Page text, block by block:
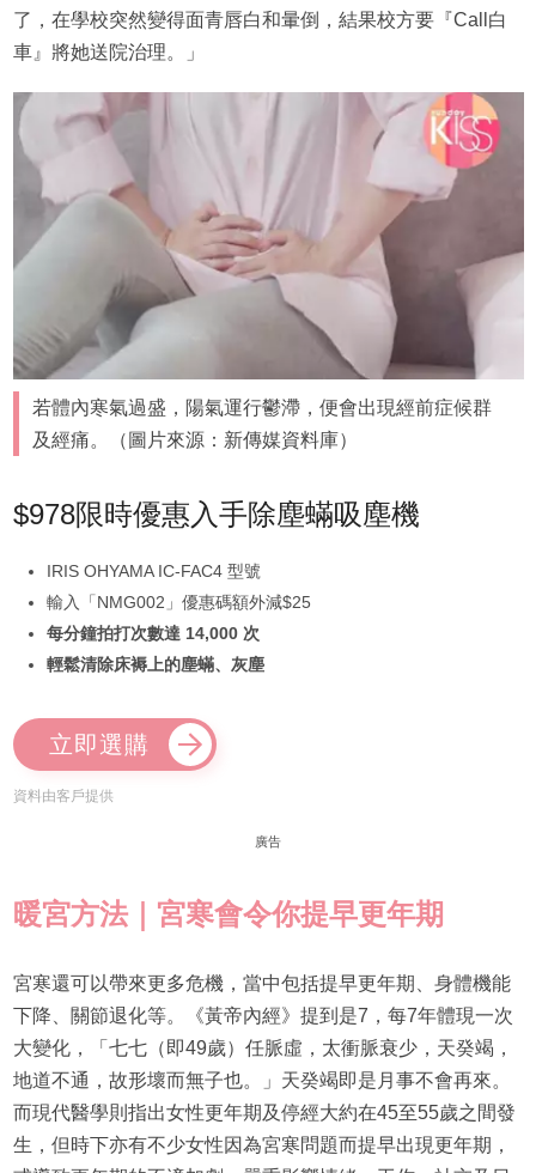
了，在學校突然變得面青唇白和暈倒，結果校方要『Call白
車』將她送院治理。」
若體內寒氣過盛，陽氣運行鬱滯，便會出現經前症候群
及經痛。（圖片來源：新傳媒資料庫）
$978限時優惠入手除塵蟎吸塵機
IRIS OHYAMA IC-FAC4 型號
輸入「NMG002」優惠碼額外減$25
每分鐘拍打次數達 14,000 次
輕鬆清除床褥上的塵蟎、灰塵
立即選購
資料由客戶提供
廣告
暖宮方法｜宮寒會令你提早更年期
宮寒還可以帶來更多危機，當中包括提早更年期、身體機能
下降、關節退化等。《黃帝內經》提到是7，每7年體現一次
大變化，「七七（即49歲）任脈虛，太衝脈衰少，天癸竭，
地道不通，故形壞而無子也。」天癸竭即是月事不會再來。
而現代醫學則指出女性更年期及停經大約在45至55歲之間發
生，但時下亦有不少女性因為宮寒問題而提早出現更年期，